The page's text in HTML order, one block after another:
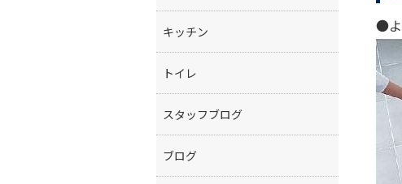
●よ
キッチン
トイレ
スタッフブログ
ブログ